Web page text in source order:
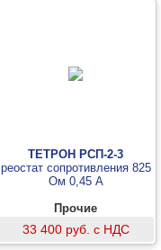
ТЕТРОН РСП-2-3
реостат сопротивления 825
Ом 0,45 А
Прочие
33 400 руб. с НДС